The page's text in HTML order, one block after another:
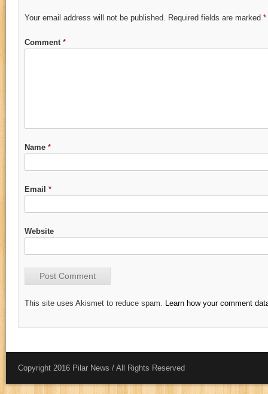
Your email address will not be published. Required fields are marked *
Comment *
Name *
Email *
Website
This site uses Akismet to reduce spam. Learn how your comment
Copyright 2016 Pilar News / All Rights Reserved